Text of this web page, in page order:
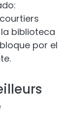
la biblioteca
por el